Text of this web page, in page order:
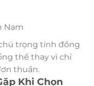
Nam
trọng tính đồng
thể thay vì chỉ
thuần.
Khi Chọn